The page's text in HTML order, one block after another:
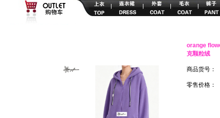
orange
克颗粒绒
商品货号：
零售价格：